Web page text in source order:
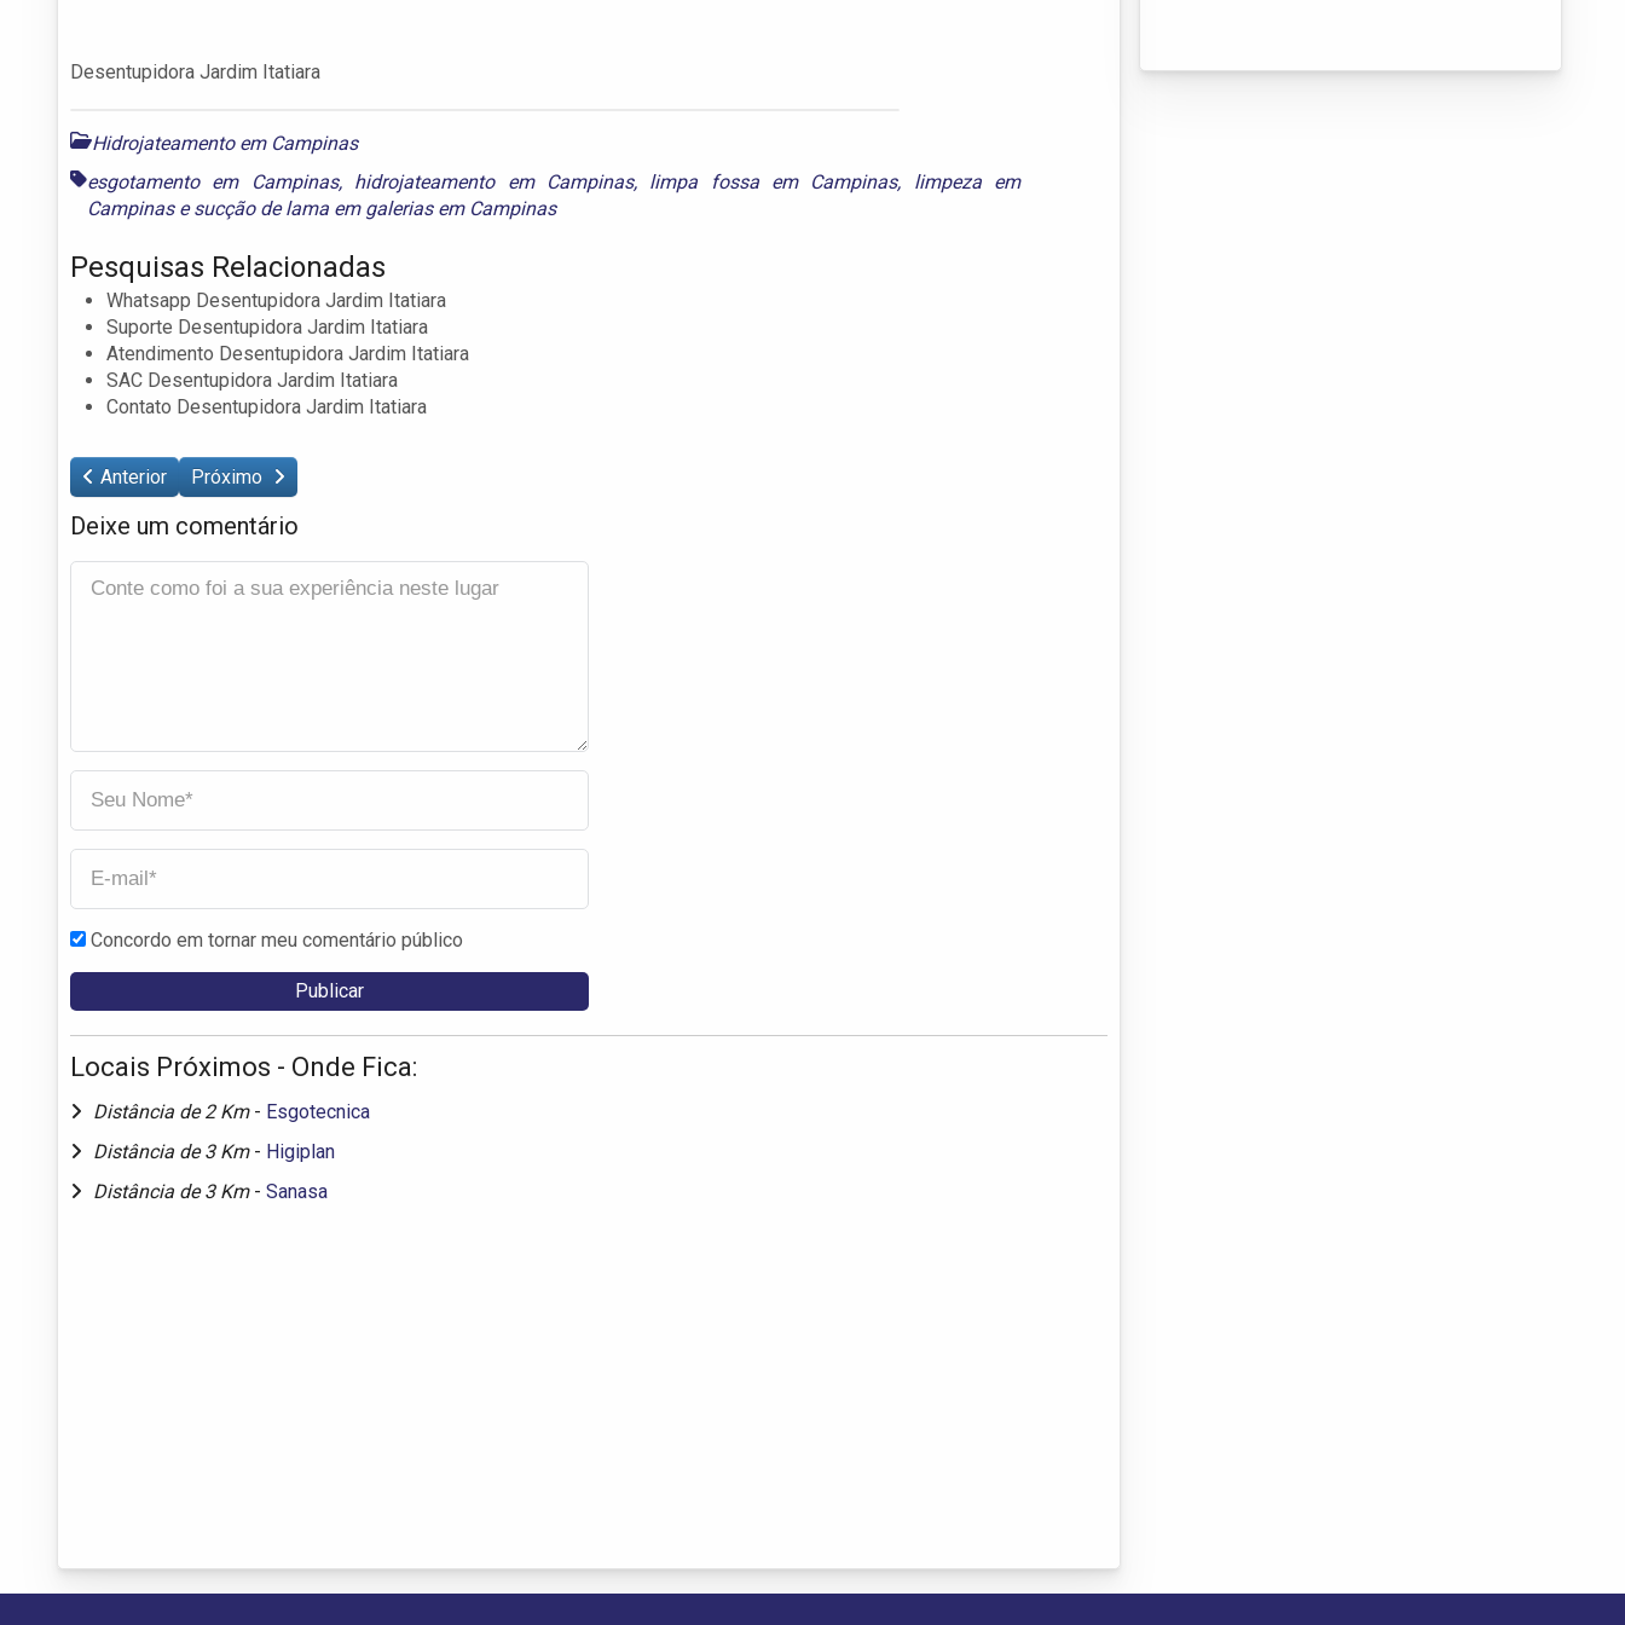
Desentupidora Jardim Itatiara
Hidrojateamento em Campinas
esgotamento em Campinas, hidrojateamento em Campinas, limpa fossa em Campinas, limpeza em
Campinasesucção de lama em galerias em Campinas
Pesquisas Relacionadas
Whatsapp Desentupidora Jardim Itatiara
Suporte Desentupidora Jardim Itatiara
Atendimento Desentupidora Jardim Itatiara
SAC Desentupidora Jardim Itatiara
Contato Desentupidora Jardim Itatiara
Anterior Próximo
Deixe um comentário
Concordo em tornar meu comentário público
Locais Próximos - Onde Fica:
Distância de 2 Km - Esgotecnica
Distância de 3 Km - Higiplan
Distância de 3 Km - Sanasa